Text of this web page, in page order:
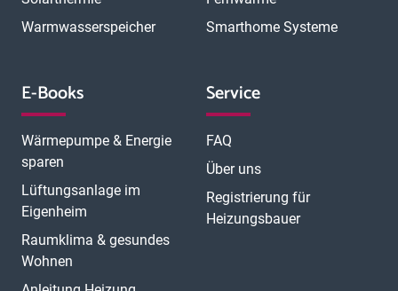
Warmwasserspeicher
Smarthome Systeme
E-Books
Wärmepumpe & Energie
sparen
Lüftungsanlage im
Eigenheim
Raumklima & gesundes
Wohnen
Service
FAQ
Über uns
Registrierung für
Heizungsbauer